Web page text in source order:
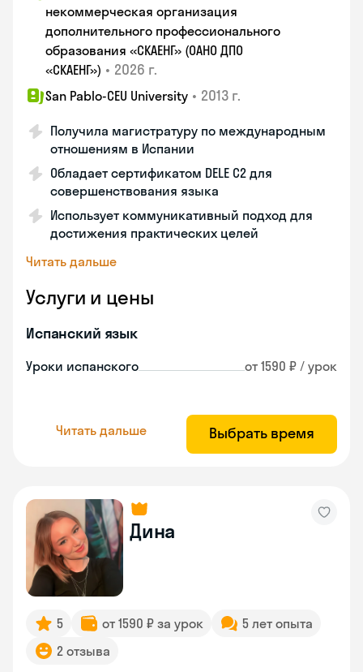
некоммерческая организация
дополнительного профессионального
образования «СКАЕНГ» (ОАНО ДПО
«СКАЕНГ») • 2026 г.
San Pablo-CEU University • 2013 г.
Получила магистратуру по международным
отношениям в Испании
Обладает сертификатом DELE C2 для
совершенствования языка
Использует коммуникативный подход для
достижения практических целей
Читать дальше
Услуги и цены
Испанский язык
Уроки испанского от 1590 ₽ / урок
Читать дальше Выбрать время
Дина
5 от 1590 ₽ за урок
5 лет опыта
2 отзыва